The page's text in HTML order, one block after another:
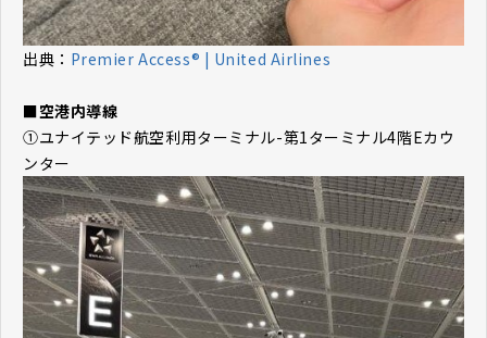
出典： Premier Access® | United Airlines
■空港内導線
①ユナイテッド航空利用ターミナル-第1ターミナル4階Eカウ
ンター